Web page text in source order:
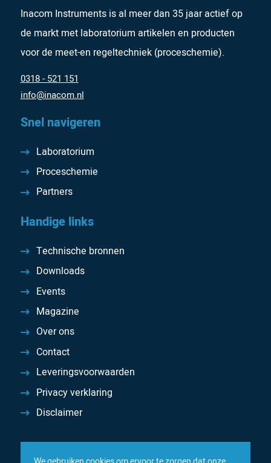
Inacom Instruments is al meer dan 35 jaar actief op
de markt met laboratorium artikelen en producten
voor de meet-en regeltechniek (proceschemie).
0318 - 521 151
info@inacom.nl
Snel navigeren
Laboratorium
Proceschemie
Partners
Handige links
Technische bronnen
Downloads
Events
Magazine
Over ons
Contact
Leveringsvoorwaarden
Privacy verklaring
Disclaimer